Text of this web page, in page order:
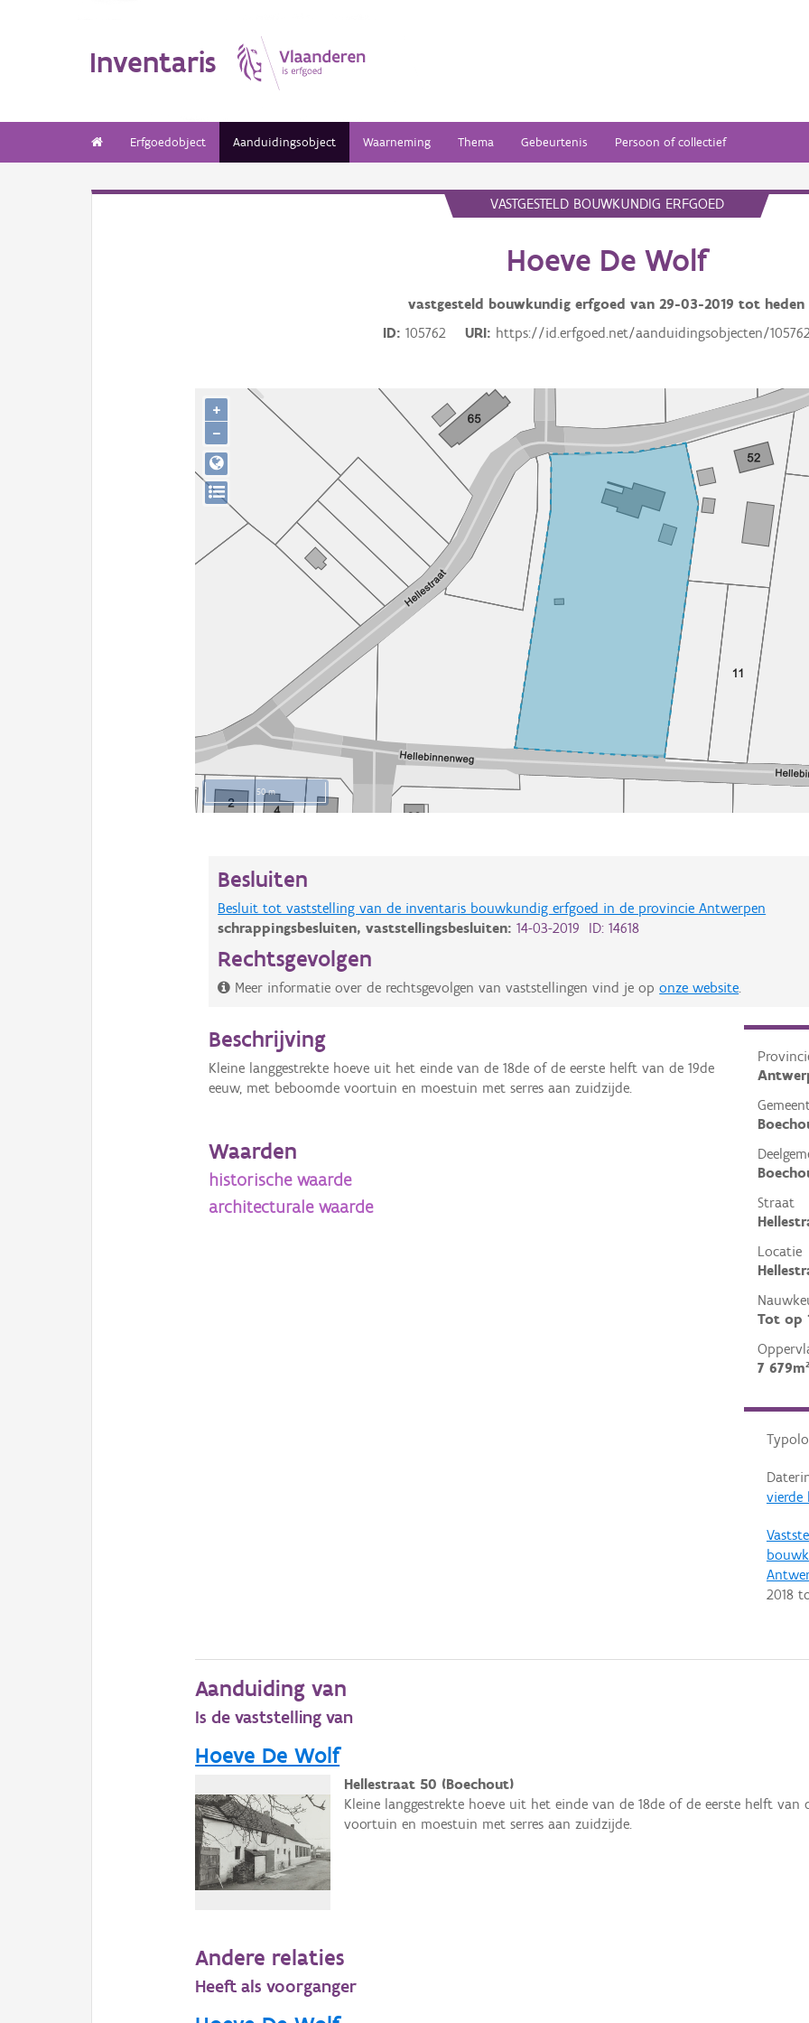
Inventaris
Erfgoedobject Aanduidingsobject Waarneming Thema Gebeurtenis Persoon of collectief
VASTGESTELD BOUWKUNDIG ERFGOED
Hoeve De Wolf
vastgesteld bouwkundig erfgoed van29-03-2019 tot heden
ID
105762 URI https://id.erfgoed.net/aanduidingsobjecten/
50 m
+
−
Besluiten
Besluit tot vaststelling van de inventaris bouwkundig erfgoed in de provincie Antwerpen
schrappingsbesluiten,vaststellingsbesluiten:14-03-2019 ID: 14618
Rechtsgevolgen
Meer informatie over de rechtsgevolgen van vaststellingen vind je oponze website.
Straat
Locatie
Tot op
7 679m²
vierde
2018
Beschrijving
Kleine langgestrekte hoeve uit het einde van de 18de of de eerste helft van de 19de
eeuw, met beboomde voortuin en moestuin met serres aan zuidzijde.
Waarden
historische waarde
architecturale waarde
Aanduiding van
Is de vaststelling van
Hoeve De Wolf
Hellestraat 50 (Boechout)
Kleine langgestrekte hoeve uit het einde van de 18de of de eerste helft van
voortuin en moestuin met serres aan zuidzijde.
Andere relaties
Heeft als voorganger